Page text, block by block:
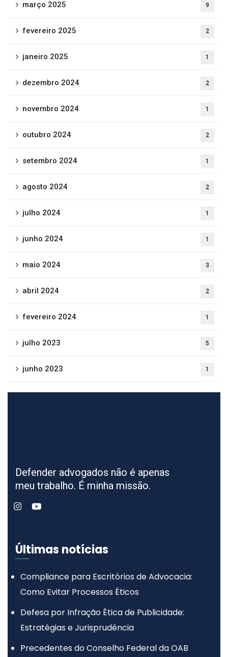
março 2025 9
fevereiro 2025 2
janeiro 2025 1
dezembro 2024 2
novembro 2024 1
outubro 2024 2
setembro 2024 1
agosto 2024 2
julho 2024 1
junho 2024 1
maio 2024 3
abril 2024 2
fevereiro 2024 1
julho 2023 5
junho 2023 1
Defender advogados não é apenas
meu trabalho. É minha missão.
Últimas notícias
Compliance para Escritórios de Advocacia:
Como Evitar Processos Éticos
Defesa por Infração Ética de Publicidade:
Estratégias e Jurisprudência
Precedentes do Conselho Federal da OAB